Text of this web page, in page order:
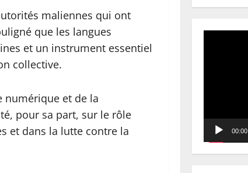
maliennes qui ont
que les langues
et un instrument essentiel
collective.
numérique et de la
pour sa part, sur le rôle
et dans la lutte contre la
00:00